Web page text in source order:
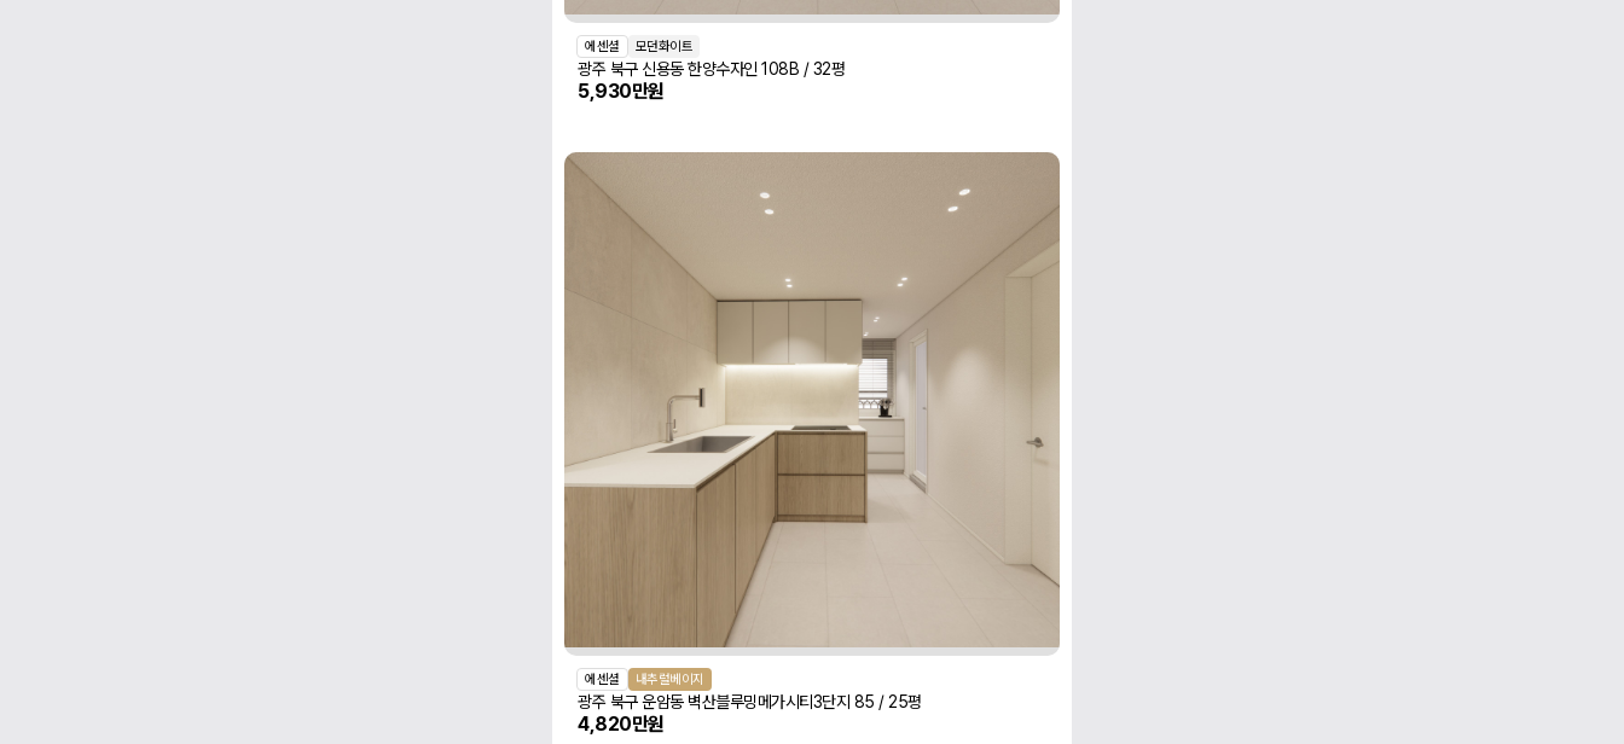
에센셜 모던화이트
광주 북구 신용동 한양수자인 108B / 32평
5,930만원
에센셜 내추럴베이지
광주 북구 운암동 벽산블루밍메가시티3단지 85 / 25평
4,820만원